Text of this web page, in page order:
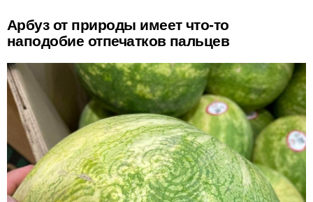
Арбуз от природы имеет что-то
наподобие отпечатков пальцев